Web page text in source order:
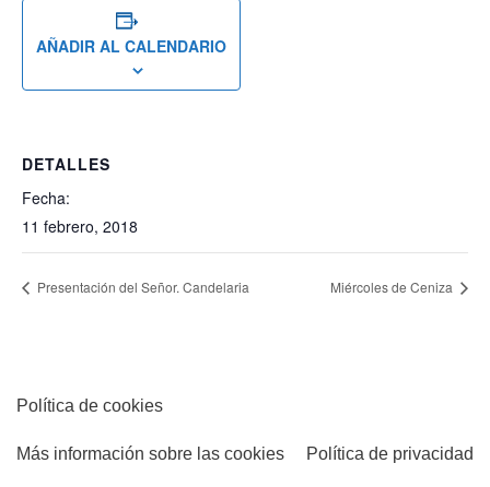
AÑADIR AL CALENDARIO
DETALLES
Fecha:
11 febrero, 2018
Presentación del Señor. Candelaria Miércoles de Ceniza
Política de cookies
Más información sobre las cookies Política de privacidad